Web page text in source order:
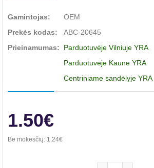
Gamintojas:
OEM
Prekės kodas:
ABC-20645
Prieinamumas:
Parduotuvėje Vilniuje YRA
Parduotuvėje Kaune YRA
Centriniame sandėlyje YRA
1.50€
Be mokesčių: 1.24€